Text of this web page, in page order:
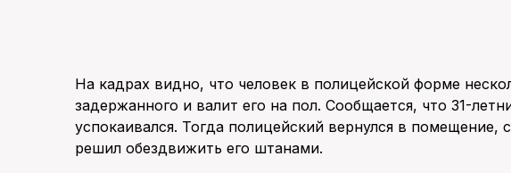
На кадрах видно, что человек в полицейской форме
задержанного и валит его на пол. Сообщается, что 31-
успокаивался. Тогда полицейский вернулся в помещение,
решил обездвижить его штанами.